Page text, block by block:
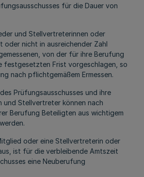
für die Dauer von
und Stellvertreterinnen oder
oder nicht in ausreichender Zahl
von der für ihre Berufung
festgesetzten Frist vorgeschlagen, so
nach pflichtgemäßem Ermessen.
Prüfungsausschusses und ihre
und Stellvertreter können nach
Berufung Beteiligten aus wichtigem
oder eine Stellvertreterin oder
ist für die verbleibende Amtszeit
eine Neuberufung